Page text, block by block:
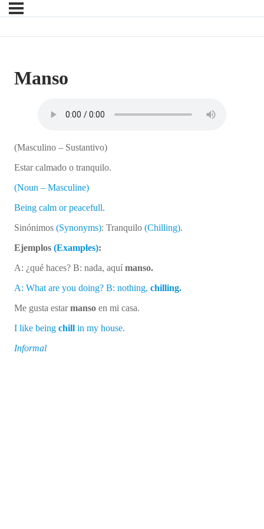
Manso
(Masculino – Sustantivo)
Estar calmado o tranquilo.
(Noun – Masculine)
Being calm or peacefull.
Sinónimos (Synonyms): Tranquilo (Chilling).
Ejemplos (Examples):
A: ¿qué haces? B: nada, aquí manso.
A: What are you doing? B: nothing, chilling.
Me gusta estarmanso en mi casa.
I like being chill in my house.
Informal